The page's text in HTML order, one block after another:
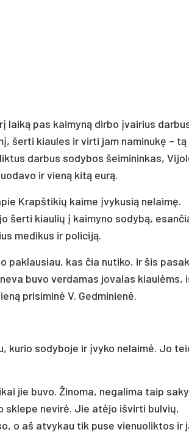
laiką pas kaimyną dirbo įvairius
šerti kiaules ir virti jam naminukę – tą
darbus sodybos šeimininkas,
ir vieną kitą eurą.
Krapštikių kaime įvykusią nelaimę.
šerti kiaulių į kaimyno sodybą,
medikus ir policiją.
paklausiau, kas čia nutiko, ir šis
buvo verdamas jovalas kiaulėms,
prisiminė V. Gedminienė.
kurio sodyboje ir įvyko nelaimė. Jo
jie buvo. Žinoma, negalima taip
sklepe nevirė. Jie atėjo išvirti bulvių,
o aš atvykau tik puse vienuoliktos ir